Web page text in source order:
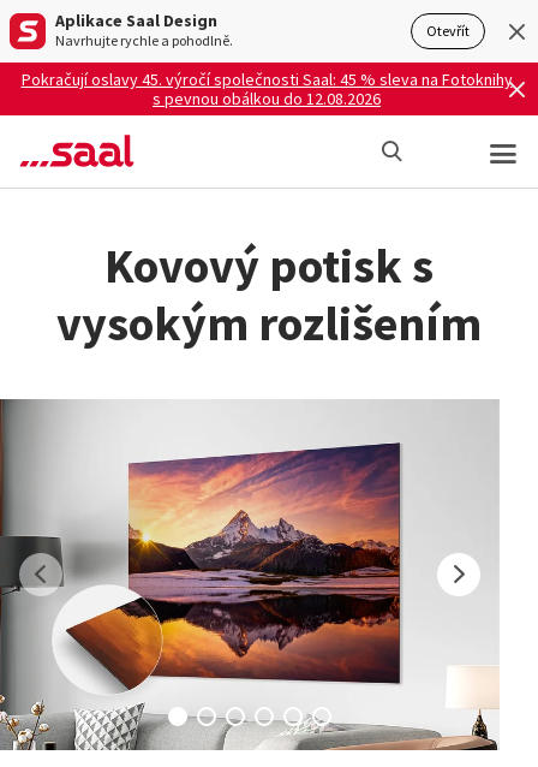
Aplikace Saal Design
Navrhujte rychle a pohodlně. Otevřít
Pokračují oslavy 45. výročí společnosti Saal: 45 % sleva na Fotoknihy
s pevnou obálkou do 12.08.2026
Kovový potisk s
vysokým rozlišením